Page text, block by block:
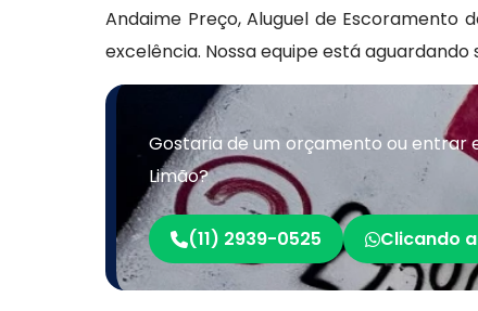
Andaime Preço, Aluguel de Escoramento
excelência. Nossa equipe está
Gostaria de um orçamento ou entrar
Limão?
(11) 2939-0525 Clicando